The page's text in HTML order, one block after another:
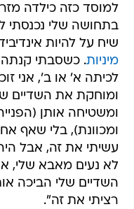
למוסד כזה כילדה
בתחושה שלי נכנסתי
שיח על להיות
מיניות. כשסבתי קנתה
לכיתה א' או ב', אני
ומוחקת את השדיים
ומשטיחה אותן
ומכוונת), בלי שאף
עשיתי את זה, אבל
לא נעים מאבא שלי,
השדיים שלי הביכה
רציתי את זה".